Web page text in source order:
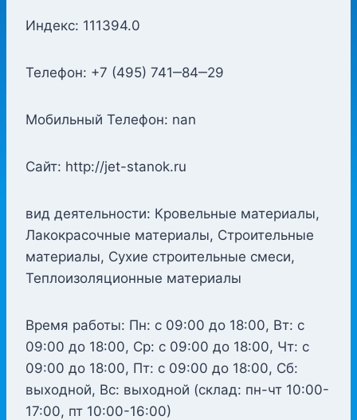
Индекс: 111394.0
Телефон: +7 (495) 741‒84‒29
Мобильный Телефон: nan
Сайт: http://jet-stanok.ru
вид деятельности: Кровельные материалы,
Лакокрасочные материалы, Строительные
материалы, Сухие строительные смеси,
Теплоизоляционные материалы
Время работы: Пн: с 09:00 до 18:00, Вт: с
09:00 до 18:00, Ср: с 09:00 до 18:00, Чт: с
09:00 до 18:00, Пт: с 09:00 до 18:00, Сб:
выходной, Вс: выходной (склад: пн-чт 10:00-
17:00, пт 10:00-16:00)